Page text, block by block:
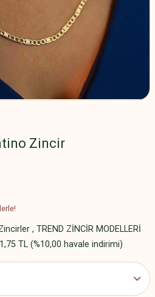
Zincir
, TREND ZİNCİR MODELLERİ
TL (%10,00 havale indirimi)